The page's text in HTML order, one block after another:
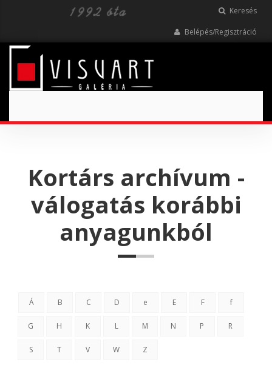
Keresés
Belépés/Regisztráció
Kortárs archívum -
válogatás korábbi
anyagunkból
Á B C D e E F f
G H K L M N P R
S T V W Z